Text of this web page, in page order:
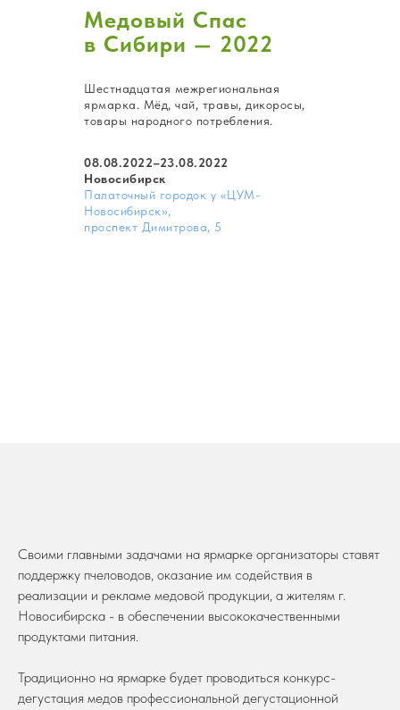
Шестнадцатая межрегиональная
ярмарка. Мёд, чай, травы, дикоросы,
товары народного потребления.
Медовый Спас
в Сибири — 2022
08.08.2022–23.08.2022
Новосибирск
Палаточный городок у «ЦУМ-
Новосибирск»,
проспект Димитрова, 5
Своими главными задачами на ярмарке организаторы ставят
поддержку пчеловодов, оказание им содействия в
реализации и рекламе медовой продукции, а жителям г.
Новосибирска - в обеспечении высококачественными
продуктами питания.
Традиционно на ярмарке будет проводиться конкурс-
дегустация медов профессиональной дегустационной